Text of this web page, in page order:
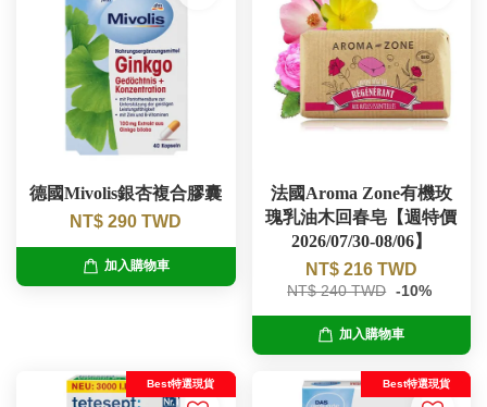
德國Mivolis銀杏複合膠囊
NT$ 290 TWD
加入購物車
法國Aroma Zone有機玫
瑰乳油木回春皂【週特價
2026/07/30-08/06】
NT$ 216 TWD
NT$ 240 TWD -10%
加入購物車
Best特選現貨 Best特選現貨